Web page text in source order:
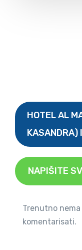
HOTEL AL
KASANDRA)
NAPIŠITE
Trenutno
komentarisati.